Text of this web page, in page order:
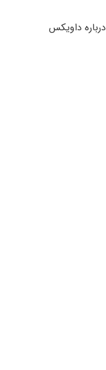
درباره داویکس